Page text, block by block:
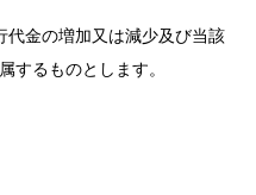
金の増加又は減少及び当該
するものとします。